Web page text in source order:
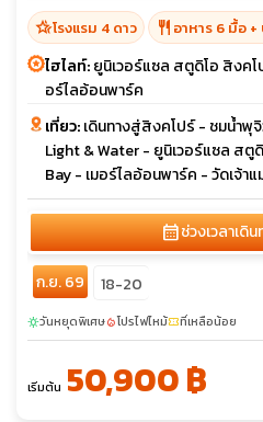
hotel_classโรงแรม 4 ดาว restaurant อาหาร 6 มื้อ
ไฮไลท์:ยูนิเวอร์แซล สตูดิโอ สิงคโ
อร์ไลอ้อนพาร์ค
เที่ยว:เดินทางสู่สิงคโปร์ - ชมน้ำพุ
Light & Water - ยูนิเวอร์แซล สตู
Bay - เมอร์ไลอ้อนพาร์ค - วัดเจ้า
calendar_monthช่วงเวลาเดิน
ก.ย. 69 18-20
sunnyวันหยุดพิเศษlocal_fire_departmentโปรไฟไหม้confirmation_numberที่เหลือน้อย
เริ่มต้น 50,900 ฿